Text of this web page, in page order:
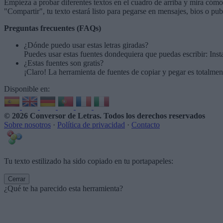
Empieza a probar diferentes textos en el cuadro de arriba y mira
"Compartir", tu texto estará listo para pegarse en mensajes, bios o
Preguntas frecuentes (FAQs)
¿Dónde puedo usar estas letras giradas?
Puedes usar estas fuentes dondequiera que puedas escribir:
¿Estas fuentes son gratis?
¡Claro! La herramienta de fuentes de copiar y pegar es
Disponible en:
© 2026 Conversor de Letras. Todos los derechos reservados
Sobre nosotros · Política de privacidad · Contacto
Tu texto estilizado ha sido copiado en tu portapapeles:
Cerrar
¿Qué te ha parecido esta herramienta?